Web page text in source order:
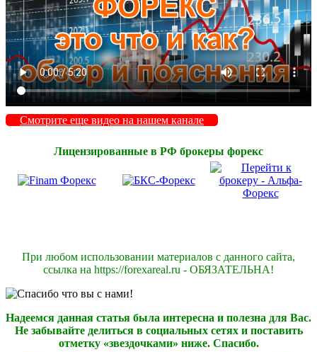
Смотрите еще видео на нашем канале
Лицензированные в РФ брокеры форекс
При любом использовании материалов с данного сайта,
ссылка на https://forexareal.ru - ОБЯЗАТЕЛЬНА!
Надеемся данная статья была интересна и полезна для Вас.
Не забывайте делиться в социальных сетях и поставить
отметку «звездочками» ниже. Спасибо.